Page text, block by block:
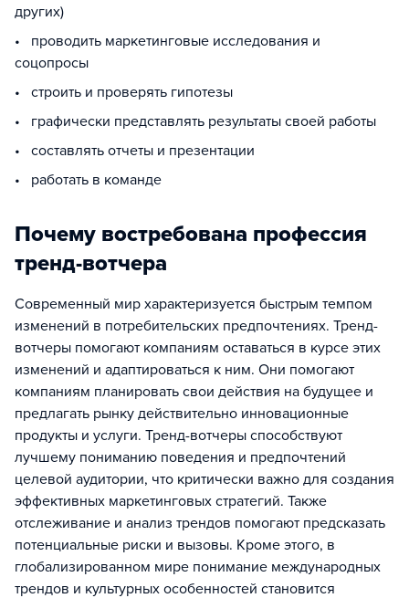
других)
• проводить маркетинговые исследования и
соцопросы
• строить и проверять гипотезы
• графически представлять результаты своей работы
• составлять отчеты и презентации
• работать в команде
Почему востребована профессия
тренд-вотчера
Современный мир характеризуется быстрым темпом
изменений в потребительских предпочтениях. Тренд-
вотчеры помогают компаниям оставаться в курсе этих
изменений и адаптироваться к ним. Они помогают
компаниям планировать свои действия на будущее и
предлагать рынку действительно инновационные
продукты и услуги. Тренд-вотчеры способствуют
лучшему пониманию поведения и предпочтений
целевой аудитории, что критически важно для создания
эффективных маркетинговых стратегий. Также
отслеживание и анализ трендов помогают предсказать
потенциальные риски и вызовы. Кроме этого, в
глобализированном мире понимание международных
трендов и культурных особенностей становится